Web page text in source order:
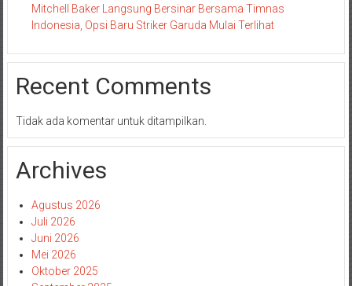
Mitchell Baker Langsung Bersinar Bersama Timnas
Indonesia, Opsi Baru Striker Garuda Mulai Terlihat
Recent Comments
Tidak ada komentar untuk ditampilkan.
Archives
Agustus 2026
Juli 2026
Juni 2026
Mei 2026
Oktober 2025